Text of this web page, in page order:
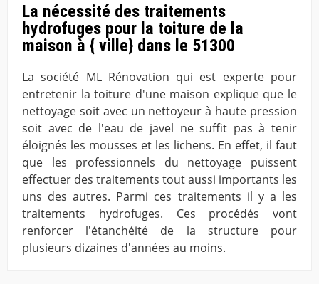
La nécessité des traitements
hydrofuges pour la toiture de la
maison à { ville} dans le 51300
La société ML Rénovation qui est experte pour
entretenir la toiture d'une maison explique que le
nettoyage soit avec un nettoyeur à haute pression
soit avec de l'eau de javel ne suffit pas à tenir
éloignés les mousses et les lichens. En effet, il faut
que les professionnels du nettoyage puissent
effectuer des traitements tout aussi importants les
uns des autres. Parmi ces traitements il y a les
traitements hydrofuges. Ces procédés vont
renforcer l'étanchéité de la structure pour
plusieurs dizaines d'années au moins.